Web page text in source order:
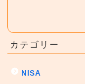
カテゴリー
NISA